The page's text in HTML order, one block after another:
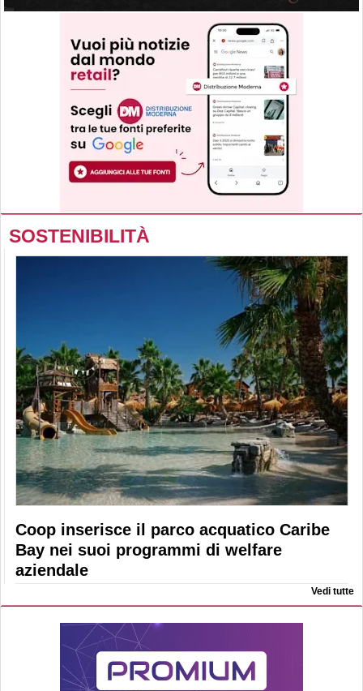
SOSTENIBILITÀ
Coop inserisce il parco acquatico Caribe
Bay nei suoi programmi di welfare
aziendale
Vedi tutte